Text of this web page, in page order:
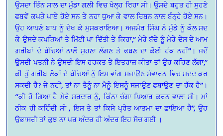
ਉਸਦਾ ਤਿੰਨ ਸਾਲ ਦਾ ਮੁੰਡਾ ਗਲ਼ੀ ਵਿਚ ਖੇਲ੍ਹ ਰਿਹਾ ਸੀ। ਉਸਦੇ ਬਹੁਤ ਹੀ ਸੁਹਣੇ
ਫਬਵੇਂ ਕਪੜੇ ਪਾਏ ਹੋਏ ਸਨ ਤੇ ਨਹਾ ਧੁਆ ਕੇ ਵਾਲ ਰਿਬਨ ਨਾਲ ਬੰਨ੍ਹੇ ਹੋਏ ਸਨ।
ਉਹ ਆਪਣੇ ਬਾਪ ਨੂੰ ਦੇਖ ਕੇ ਮੁਸਕਰਾਇਆ। ਅਜਮੇਰ ਸਿੰਘ ਨੇ ਮੁੰਡੇ ਨੂੰ ਕੋਲ ਸਦ
ਕੇ ਉਸਦੇ ਕਪੜਿਆਂ ਤੇ ਮਿੱਟੀ ਪਾ ਦਿੱਤੀ ਤੇ ਕਿਹਾ,” ਮੇਰੇ ਬੱਚੇ ਨੂੰ ਮੇਰੇ ਦੇਸ ਦੇ ਆਮ
ਗ਼ਰੀਬਾਂ ਦੇ ਬੱਚਿਆਂ ਨਾਲੋਂ ਸੁਹਣਾ ਲੱਗਣ ਤੇ ਫਬਣ ਦਾ ਕੋਈ ਹੱਕ ਨਹੀਂ”। ਜਦੋਂ
ਉਸਦੀ ਪਤਨੀ ਨੇ ਉਸਦੀ ਇਸ ਹਰਕਤ ਤੇ ਇਤਰਾਜ਼ ਕੀਤਾ ਤਾਂ ਉਹ ਕਹਿਣ ਲੱਗਾ,”
ਕੀ ਤੂੰ ਗ਼ਰੀਬ ਲੋਕਾਂ ਦੇ ਬੱਚਿਆਂ ਨੂੰ ਇਸ ਵਾਂਗ ਸਜਾਉਣ ਸੰਵਾਰਨ ਵਿਚ ਮਦਦ ਕਰ
ਸਕਦੀ ਹੈ? ਜੇ ਨਹੀਂ, ਤਾਂ ਨਾ ਤੈਨੂੰ ਨਾ ਮੈਨੂੰ ਇਸਨੂੰ ਸਜਾਉਣ ਫਬਾਉਣ ਦਾ ਹੱਕ ਹੈ”।
“ਕੀ ਹੋ ਗਿਆ ਹੈ ਮੇਰੇ ਸਰਦਾਰ ਨੂੰ, ਕਿੰਨਾ ਚੰਗਾ ਪਿਆਰ ਕਰਨ ਵਾਲਾ ਸੀ। ਮਾਂ
ਠੀਕ ਹੀ ਕਹਿੰਦੀ ਸੀ , ਇਸ ਤੇ ਤਾਂ ਕਿਸੇ ਪ੍ਰੇਤ ਆਤਮਾ ਦਾ ਛਾਇਆ ਹੈ”, ਉਹ
ਉਭਾਸਰੀ ਤਾਂ ਕੁਝ ਨਾ ਪਰ ਅੰਦਰ ਹੀ ਅੰਦਰ ਇਹ ਸੋਚ ਗਈ ।